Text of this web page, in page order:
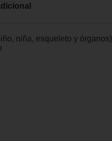
niña, esqueleto y órganos)